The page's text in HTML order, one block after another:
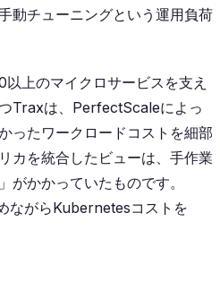
動チューニングという運用負荷
上のマイクロサービスを支え
Traxは、PerfectScaleによっ
ったワークロードコストを細部
カを統合したビューは、手作業
がかかっていたものです。
ながらKubernetesコストを